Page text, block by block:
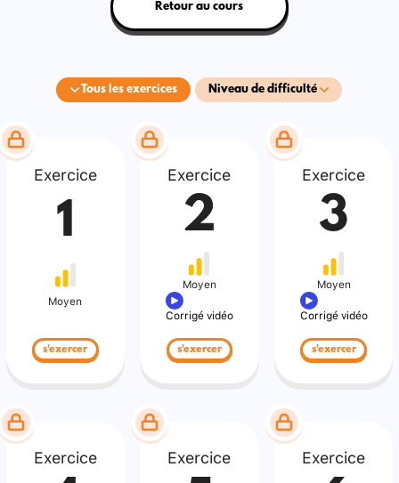
Tous les exercices Niveau de difficulté
Retour au cours
Exercice
1
Moyen
s'exercer
Exercice
2
Moyen
Corrigé vidéo
s'exercer
Exercice
3
Moyen
Corrigé vidéo
s'exercer
Exercice Exercice Exercice